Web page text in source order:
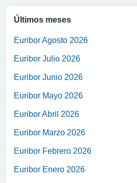
Últimos meses
Euribor Agosto 2026
Euribor Julio 2026
Euribor Junio 2026
Euribor Mayo 2026
Euribor Abril 2026
Euribor Marzo 2026
Euribor Febrero 2026
Euribor Enero 2026